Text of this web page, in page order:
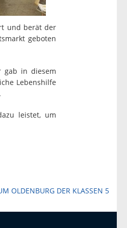
und berät der
geboten
gab in diesem
Lebenshilfe
leistet, um
OLDENBURG DER KLASSEN 5